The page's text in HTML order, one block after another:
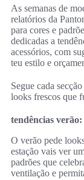
As semanas de
relatórios da
para cores e
dedicadas a
acessórios, com
teu estilo e
Segue cada
looks frescos que
tendências verão:
O verão pede
estação vais ver
padrões que
ventilação e